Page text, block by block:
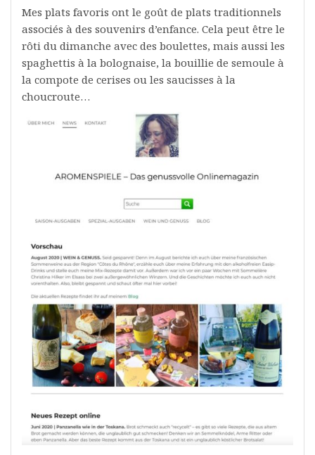
Mes plats favoris ont le goût de plats traditionnels
associés à des souvenirs d’enfance. Cela peut être le
rôti du dimanche avec des boulettes, mais aussi les
spaghettis à la bolognaise, la bouillie de semoule à
la compote de cerises ou les saucisses à la
choucroute…